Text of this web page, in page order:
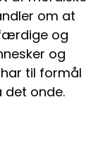
om at
og
og
til formål
onde.